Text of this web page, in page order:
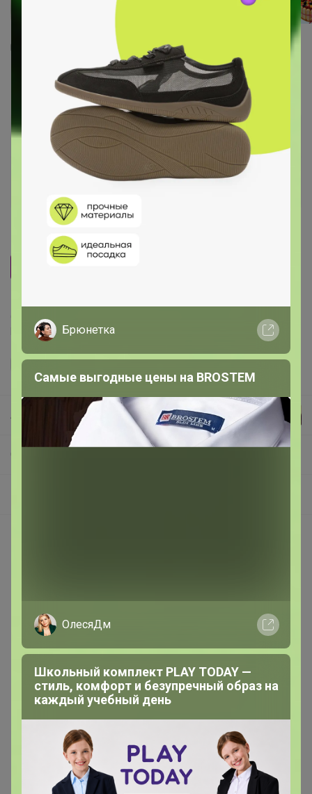
Бисквитные палочки САВОЯРДИ 1кг
р Орг.
Доставка
Доставка ~ 5 дней с момента включения в
После 12 августа 2026 г.
Количество
регламентом выкупаи соглашаетесь с договором оферты
370р
Смесь Сырная для
приготовления хлебо-
булочных изделий
(аналог Боу де Кежо), 1
85р
Pasta Deluxe Спагетти 0,9
кг
Брюнетка
Самые выгодные цены на BROSTEM
ОлесяДм
Школьный комплект PLAY TODAY —
стиль, комфорт и безупречный образ на
каждый учебный день